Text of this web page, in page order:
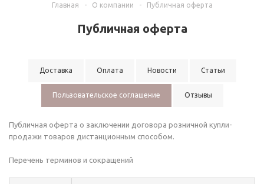
Главная - О компании - Публичная оферта
Публичная оферта
Доставка Оплата Новости Статьи
Пользовательское соглашение Отзывы
Публичная оферта о заключении договора розничной купли-
продажи товаров дистанционным способом.
Перечень терминов и сокращений